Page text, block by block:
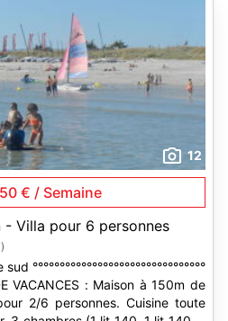
12
€ / Semaine
Villa pour 6 personnes
toute